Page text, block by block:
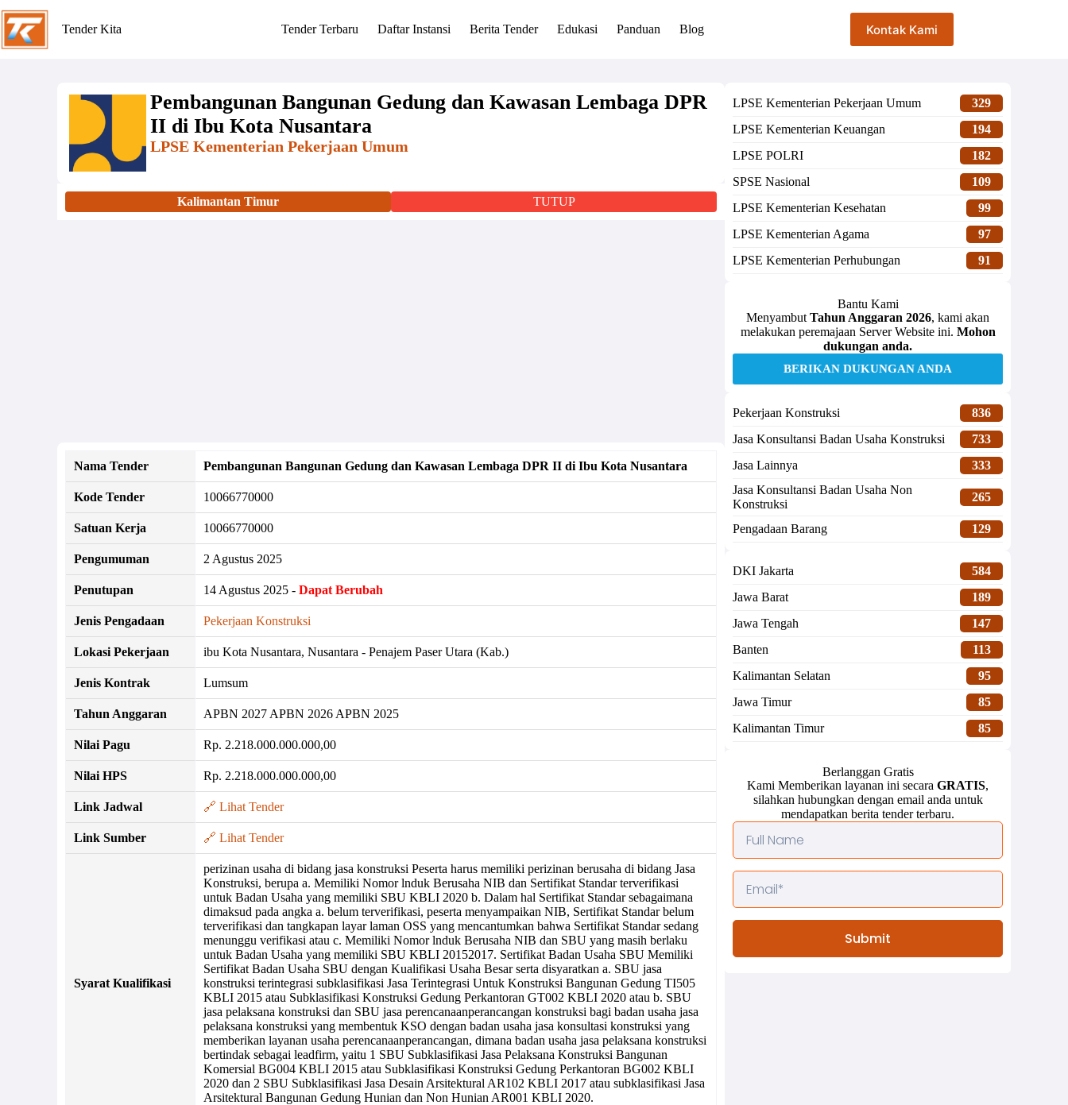
Tender Kita Tender Terbaru Daftar Instansi Berita Tender Edukasi Panduan Blog Kontak Kami
Pembangunan Bangunan Gedung dan Kawasan Lembaga DPR
II di Ibu Kota Nusantara
LPSE Kementerian Pekerjaan Umum
Kalimantan Timur TUTUP
Nama Tender Pembangunan Bangunan Gedung dan Kawasan Lembaga DPR II di Ibu Kota Nusantara
Kode Tender 10066770000
Satuan Kerja 10066770000
Pengumuman 2 Agustus 2025
Penutupan 14 Agustus 2025 - Dapat Berubah
Jenis Pengadaan Pekerjaan Konstruksi
Lokasi Pekerjaan ibu Kota Nusantara, Nusantara - Penajem Paser Utara (Kab.)
Jenis Kontrak Lumsum
Tahun Anggaran APBN 2027 APBN 2026 APBN 2025
Nilai Pagu Rp. 2.218.000.000.000,00
Nilai HPS Rp. 2.218.000.000.000,00
Link Jadwal 🔗 Lihat Tender
Link Sumber 🔗 Lihat Tender
Syarat Kualifikasi
perizinan usaha di bidang jasa konstruksi Peserta harus memiliki perizinan berusaha di bidang Jasa
Konstruksi, berupa a. Memiliki Nomor lnduk Berusaha NIB dan Sertifikat Standar terverifikasi
untuk Badan Usaha yang memiliki SBU KBLI 2020 b. Dalam hal Sertifikat Standar sebagaimana
dimaksud pada angka a. belum terverifikasi, peserta menyampaikan NIB, Sertifikat Standar belum
terverifikasi dan tangkapan layar laman OSS yang mencantumkan bahwa Sertifikat Standar sedang
menunggu verifikasi atau c. Memiliki Nomor lnduk Berusaha NIB dan SBU yang masih berlaku
untuk Badan Usaha yang memiliki SBU KBLI 20152017. Sertifikat Badan Usaha SBU Memiliki
Sertifikat Badan Usaha SBU dengan Kualifikasi Usaha Besar serta disyaratkan a. SBU jasa
konstruksi terintegrasi subklasifikasi Jasa Terintegrasi Untuk Konstruksi Bangunan Gedung TI505
KBLI 2015 atau Subklasifikasi Konstruksi Gedung Perkantoran GT002 KBLI 2020 atau b. SBU
jasa pelaksana konstruksi dan SBU jasa perencanaanperancangan konstruksi bagi badan usaha jasa
pelaksana konstruksi yang membentuk KSO dengan badan usaha jasa konsultasi konstruksi yang
memberikan layanan usaha perencanaanperancangan, dimana badan usaha jasa pelaksana konstruksi
bertindak sebagai leadfirm, yaitu 1 SBU Subklasifikasi Jasa Pelaksana Konstruksi Bangunan
Komersial BG004 KBLI 2015 atau Subklasifikasi Konstruksi Gedung Perkantoran BG002 KBLI
2020 dan 2 SBU Subklasifikasi Jasa Desain Arsitektural AR102 KBLI 2017 atau subklasifikasi Jasa
Arsitektural Bangunan Gedung Hunian dan Non Hunian AR001 KBLI 2020.
LPSE Kementerian Pekerjaan Umum
329
LPSE Kementerian Keuangan
194
LPSE POLRI
182
SPSE Nasional
109
LPSE Kementerian Kesehatan
99
LPSE Kementerian Agama
97
LPSE Kementerian Perhubungan
91
Bantu Kami
Menyambut Tahun Anggaran 2026, kami akan
melakukan peremajaan Server Website ini. Mohon
dukungan anda.
BERIKAN DUKUNGAN ANDA
Pekerjaan Konstruksi
836
Jasa Konsultansi Badan Usaha Konstruksi
733
Jasa Lainnya
333
Jasa Konsultansi Badan Usaha Non
Konstruksi
265
Pengadaan Barang 129
DKI Jakarta
584
Jawa Barat
189
Jawa Tengah
147
Banten
113
Kalimantan Selatan
95
Jawa Timur
85
Kalimantan Timur
85
Berlanggan Gratis
Kami Memberikan layanan ini secara GRATIS,
silahkan hubungkan dengan email anda untuk
mendapatkan berita tender terbaru.
Submit